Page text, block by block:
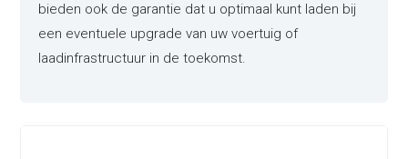
bieden ook de garantie dat u optimaal kunt laden bij
een eventuele upgrade van uw voertuig of
laadinfrastructuur in de toekomst.